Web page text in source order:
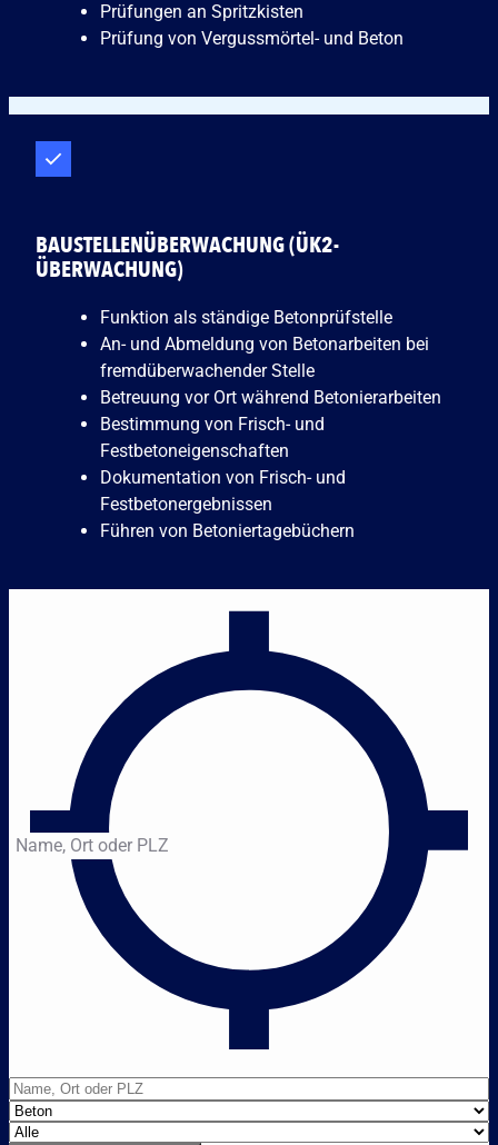
Prüfungen an Spritzkisten
Prüfung von Vergussmörtel- und Beton
BAUSTELLENÜBERWACHUNG (ÜK2-
ÜBERWACHUNG)
Funktion als ständige Betonprüfstelle
An- und Abmeldung von Betonarbeiten bei
fremdüberwachender Stelle
Betreuung vor Ort während Betonierarbeiten
Bestimmung von Frisch- und
Festbetoneigenschaften
Dokumentation von Frisch- und
Festbetonergebnissen
Führen von Betoniertagebüchern
Name, Ort oder PLZ